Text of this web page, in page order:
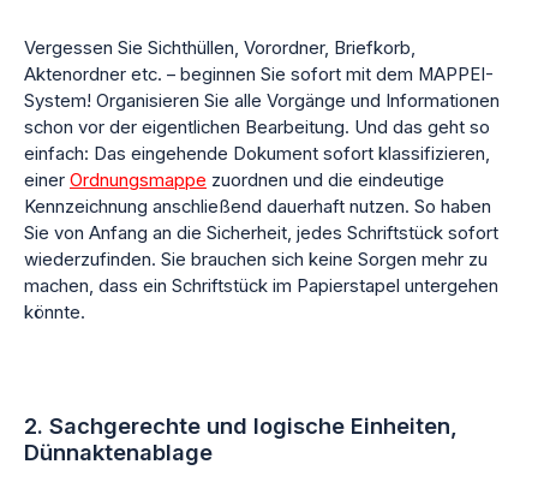
Vergessen Sie Sichthüllen, Vorordner, Briefkorb,
Aktenordner etc. – beginnen Sie sofort mit dem MAPPEI-
System! Organisieren Sie alle Vorgänge und Informationen
schon vor der eigentlichen Bearbeitung. Und das geht so
einfach: Das eingehende Dokument sofort klassifizieren,
einer Ordnungsmappe zuordnen und die eindeutige
Kennzeichnung anschließend dauerhaft nutzen. So haben
Sie von Anfang an die Sicherheit, jedes Schriftstück sofort
wiederzufinden. Sie brauchen sich keine Sorgen mehr zu
machen, dass ein Schriftstück im Papierstapel untergehen
könnte.
2. Sachgerechte und logische Einheiten,
Dünnaktenablage